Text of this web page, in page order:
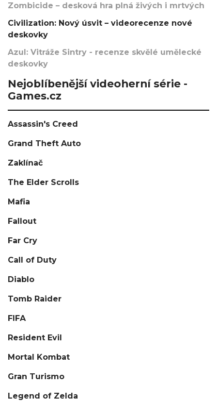
Zombicide – desková hra plná živých i mrtvých
Civilization: Nový úsvit – videorecenze nové
deskovky
Azul: Vitráže Sintry - recenze skvělé umělecké
deskovky
Nejoblíbenější videoherní série -
Games.cz
Assassin's Creed
Grand Theft Auto
Zaklínač
The Elder Scrolls
Mafia
Fallout
Far Cry
Call of Duty
Diablo
Tomb Raider
FIFA
Resident Evil
Mortal Kombat
Gran Turismo
Legend of Zelda